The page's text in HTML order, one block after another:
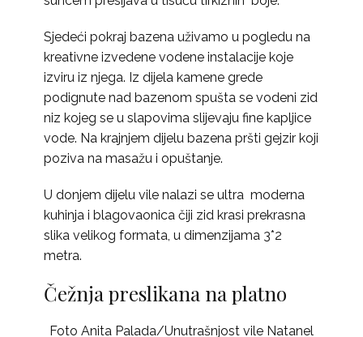
Sjedeći pokraj bazena uživamo u pogledu na
kreativne izvedene vodene instalacije koje
izviru iz njega. Iz dijela kamene grede
podignute nad bazenom spušta se vodeni zid
niz kojeg se u slapovima slijevaju fine kapljice
vode. Na krajnjem dijelu bazena pršti gejzir koji
poziva na masažu i opuštanje.
U donjem dijelu vile nalazi se ultra moderna
kuhinja i blagovaonica čiji zid krasi prekrasna
slika velikog formata, u dimenzijama 3*2
metra.
Čežnja preslikana na platno
Foto Anita Palada/Unutrašnjost vile Natanel